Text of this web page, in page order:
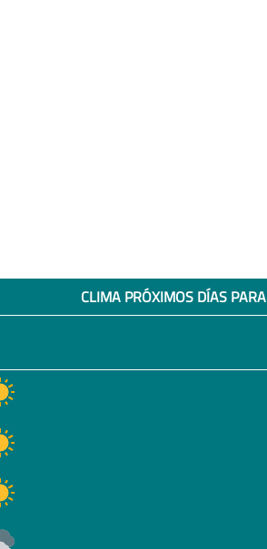
CLIMA PRÓXIMOS DÍAS